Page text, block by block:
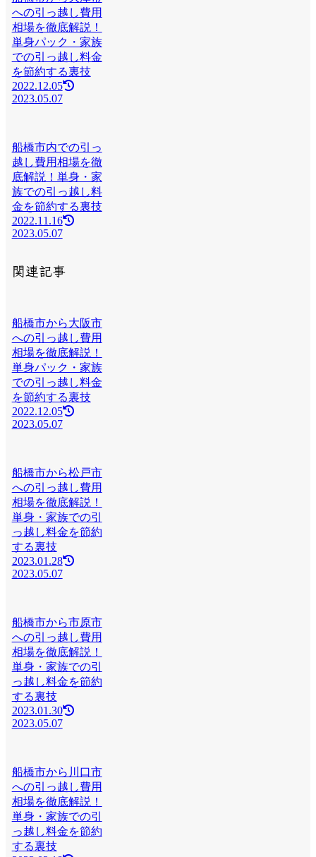
への引っ越し費用
相場を徹底解説！
単身パック・家族
での引っ越し料金
を節約する裏技
2022.12.05
2023.05.07
船橋市内での引っ
越し費用相場を徹
底解説！単身・家
族での引っ越し料
金を節約する裏技
2022.11.16
2023.05.07
関連記事
船橋市から大阪市
への引っ越し費用
相場を徹底解説！
単身パック・家族
での引っ越し料金
を節約する裏技
2022.12.05
2023.05.07
船橋市から松戸市
への引っ越し費用
相場を徹底解説！
単身・家族での引
っ越し料金を節約
する裏技
2023.01.28
2023.05.07
船橋市から市原市
への引っ越し費用
相場を徹底解説！
単身・家族での引
っ越し料金を節約
する裏技
2023.01.30
2023.05.07
船橋市から川口市
への引っ越し費用
相場を徹底解説！
単身・家族での引
っ越し料金を節約
する裏技